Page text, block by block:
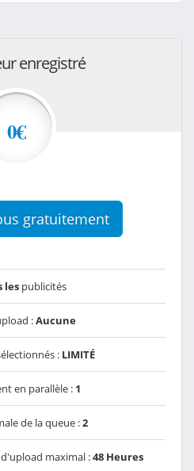
enregistré
0€
gratuitement
les publicités
:Aucune
: LIMITÉ
en parallèle : 1
de la queue :2
maximal :48 Heures